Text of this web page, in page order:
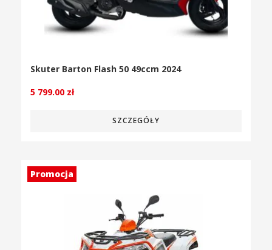
Skuter Barton Flash 50 49ccm 2024
5 799.00 zł
SZCZEGÓŁY
Promocja